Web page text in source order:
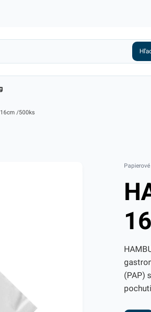
/500ks
(PAP)